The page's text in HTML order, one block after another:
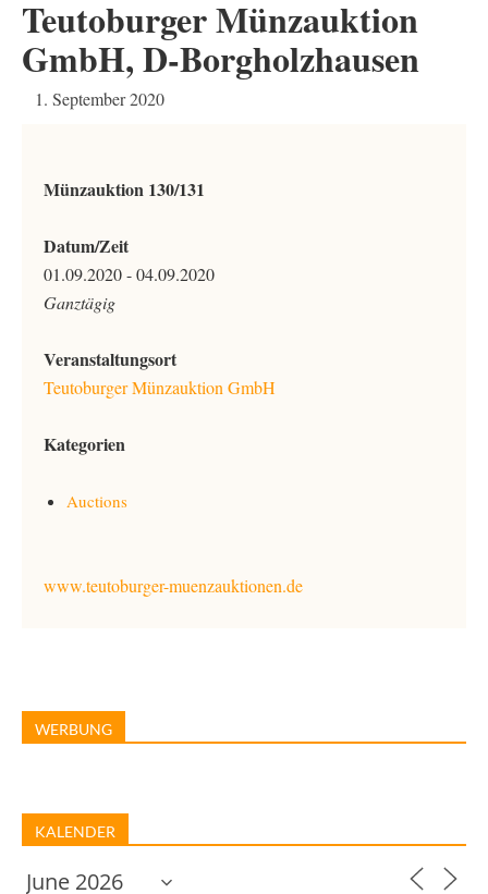
Teutoburger Münzauktion
GmbH, D-Borgholzhausen
1. September 2020
Münzauktion 130/131
Datum/Zeit
01.09.2020 - 04.09.2020
Ganztägig
Veranstaltungsort
Teutoburger Münzauktion GmbH
Kategorien
Auctions
www.teutoburger-muenzauktionen.de
WERBUNG
KALENDER